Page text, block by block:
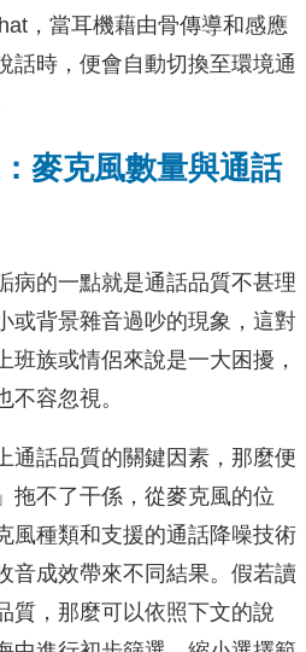
，當耳機藉由骨傳導和感應
話時，便會自動切換至環境通
麥克風數量與通話
病的一點就是通話品質不甚理
或背景雜音過吵的現象，這對
班族或情侶來說是一大困擾，
不容忽視。
通話品質的關鍵因素，那麼便
拖不了干係，從麥克風的位
風種類和支援的通話降噪技術
音成效帶來不同結果。假若讀
質，那麼可以依照下文的說